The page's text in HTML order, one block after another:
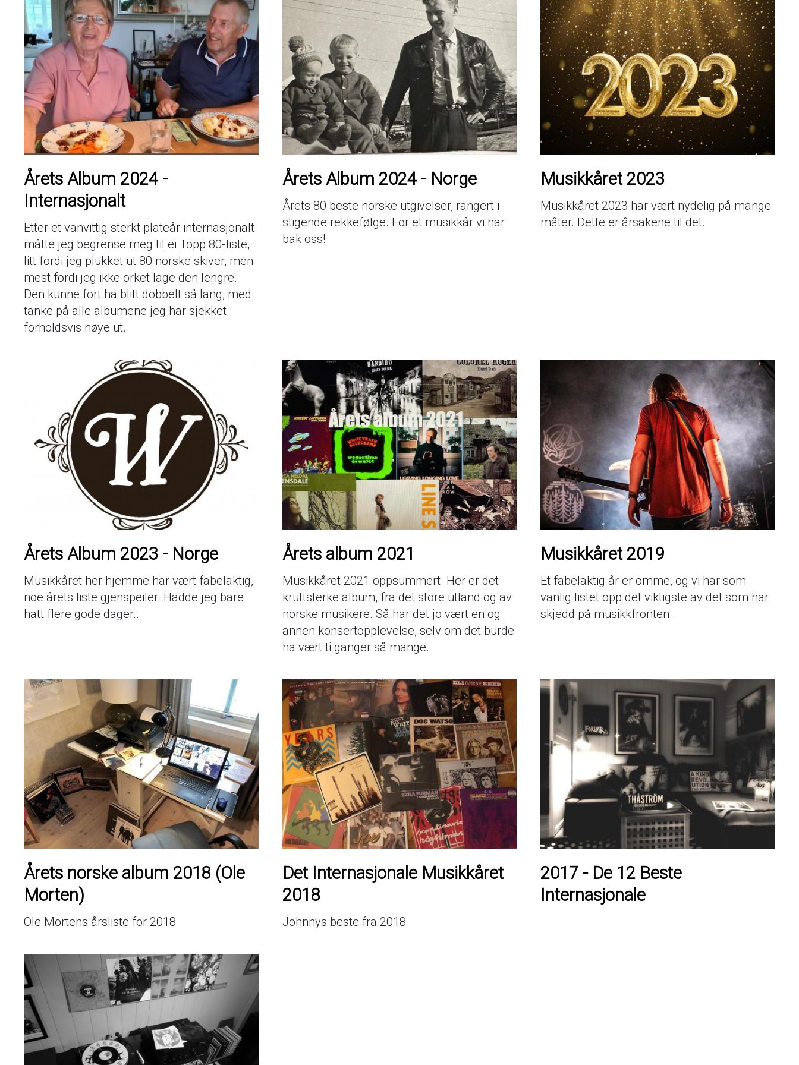
Årets Album 2024 -
Internasjonalt
Etter et vanvittig sterkt plateår internasjonalt
måtte jeg begrense meg til ei Topp 80-liste,
litt fordi jeg plukket ut 80 norske skiver, men
mest fordi jeg ikke orket lage den lengre.
Den kunne fort ha blitt dobbelt så lang, med
tanke på alle albumene jeg har sjekket
forholdsvis nøye ut.
Årets Album 2024 - Norge
Årets 80 beste norske utgivelser, rangert i
stigende rekkefølge. For et musikkår vi har
bak oss!
Musikkåret 2023
Musikkåret 2023 har vært nydelig på mange
måter. Dette er årsakene til det.
Årets Album 2023 - Norge
Musikkåret her hjemme har vært fabelaktig,
noe årets liste gjenspeiler. Hadde jeg bare
hatt flere gode dager..
Årets album 2021
Musikkåret 2021 oppsummert. Her er det
kruttsterke album, fra det store utland og av
norske musikere. Så har det jo vært en og
annen konsertopplevelse, selv om det burde
ha vært ti ganger så mange.
Musikkåret 2019
Et fabelaktig år er omme, og vi har som
vanlig listet opp det viktigste av det som har
skjedd på musikkfronten.
Årets norske album 2018 (Ole
Morten)
Ole Mortens årsliste for 2018
Det Internasjonale Musikkåret
2018
Johnnys beste fra 2018
2017 - De 12 Beste
Internasjonale